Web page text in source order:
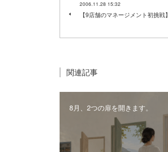
2006.11.28 15:32
【9店舗のマネージメント初挑戦】
関連記事
8月、2つの扉を開きます。